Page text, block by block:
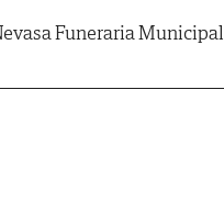
Funeraria Municipal